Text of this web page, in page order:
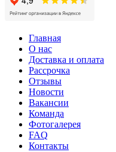
Главная
О нас
Доставка и оплата
Рассрочка
Отзывы
Новости
Вакансии
Команда
Фотогалерея
FAQ
Контакты